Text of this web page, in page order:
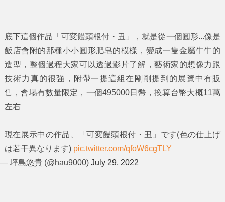
底下這個作品「可変饅頭根付・丑」，就是從一個圓形...像是
飯店會附的那種小小圓形肥皂的模樣，變成一隻金屬牛牛的
造型，整個過程大家可以透過影片了解，藝術家的想像力跟
技術力真的很強，附帶一提這組在剛剛提到的展覽中有販
售，會場有數量限定，一個495000日幣，換算台幣大概11萬
左右
現在展示中の作品、「可変饅頭根付・丑」です(色の仕上げ
は若干異なります) pic.twitter.com/qfoW6cgTLY
— 坪島悠貴 (@hau9000) July 29, 2022